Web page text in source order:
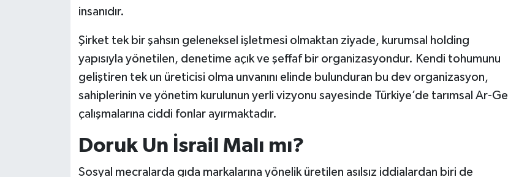
insanıdır.
Şirket tek bir şahsın geleneksel işletmesi olmaktan ziyade, kurumsal holding
yapısıyla yönetilen, denetime açık ve şeffaf bir organizasyondur. Kendi tohumunu
geliştiren tek un üreticisi olma unvanını elinde bulunduran bu dev organizasyon,
sahiplerinin ve yönetim kurulunun yerli vizyonu sayesinde Türkiye’de tarımsal Ar-Ge
çalışmalarına ciddi fonlar ayırmaktadır.
Doruk Un İsrail Malı mı?
Sosyal mecralarda gıda markalarına yönelik üretilen asılsız iddialardan biri de